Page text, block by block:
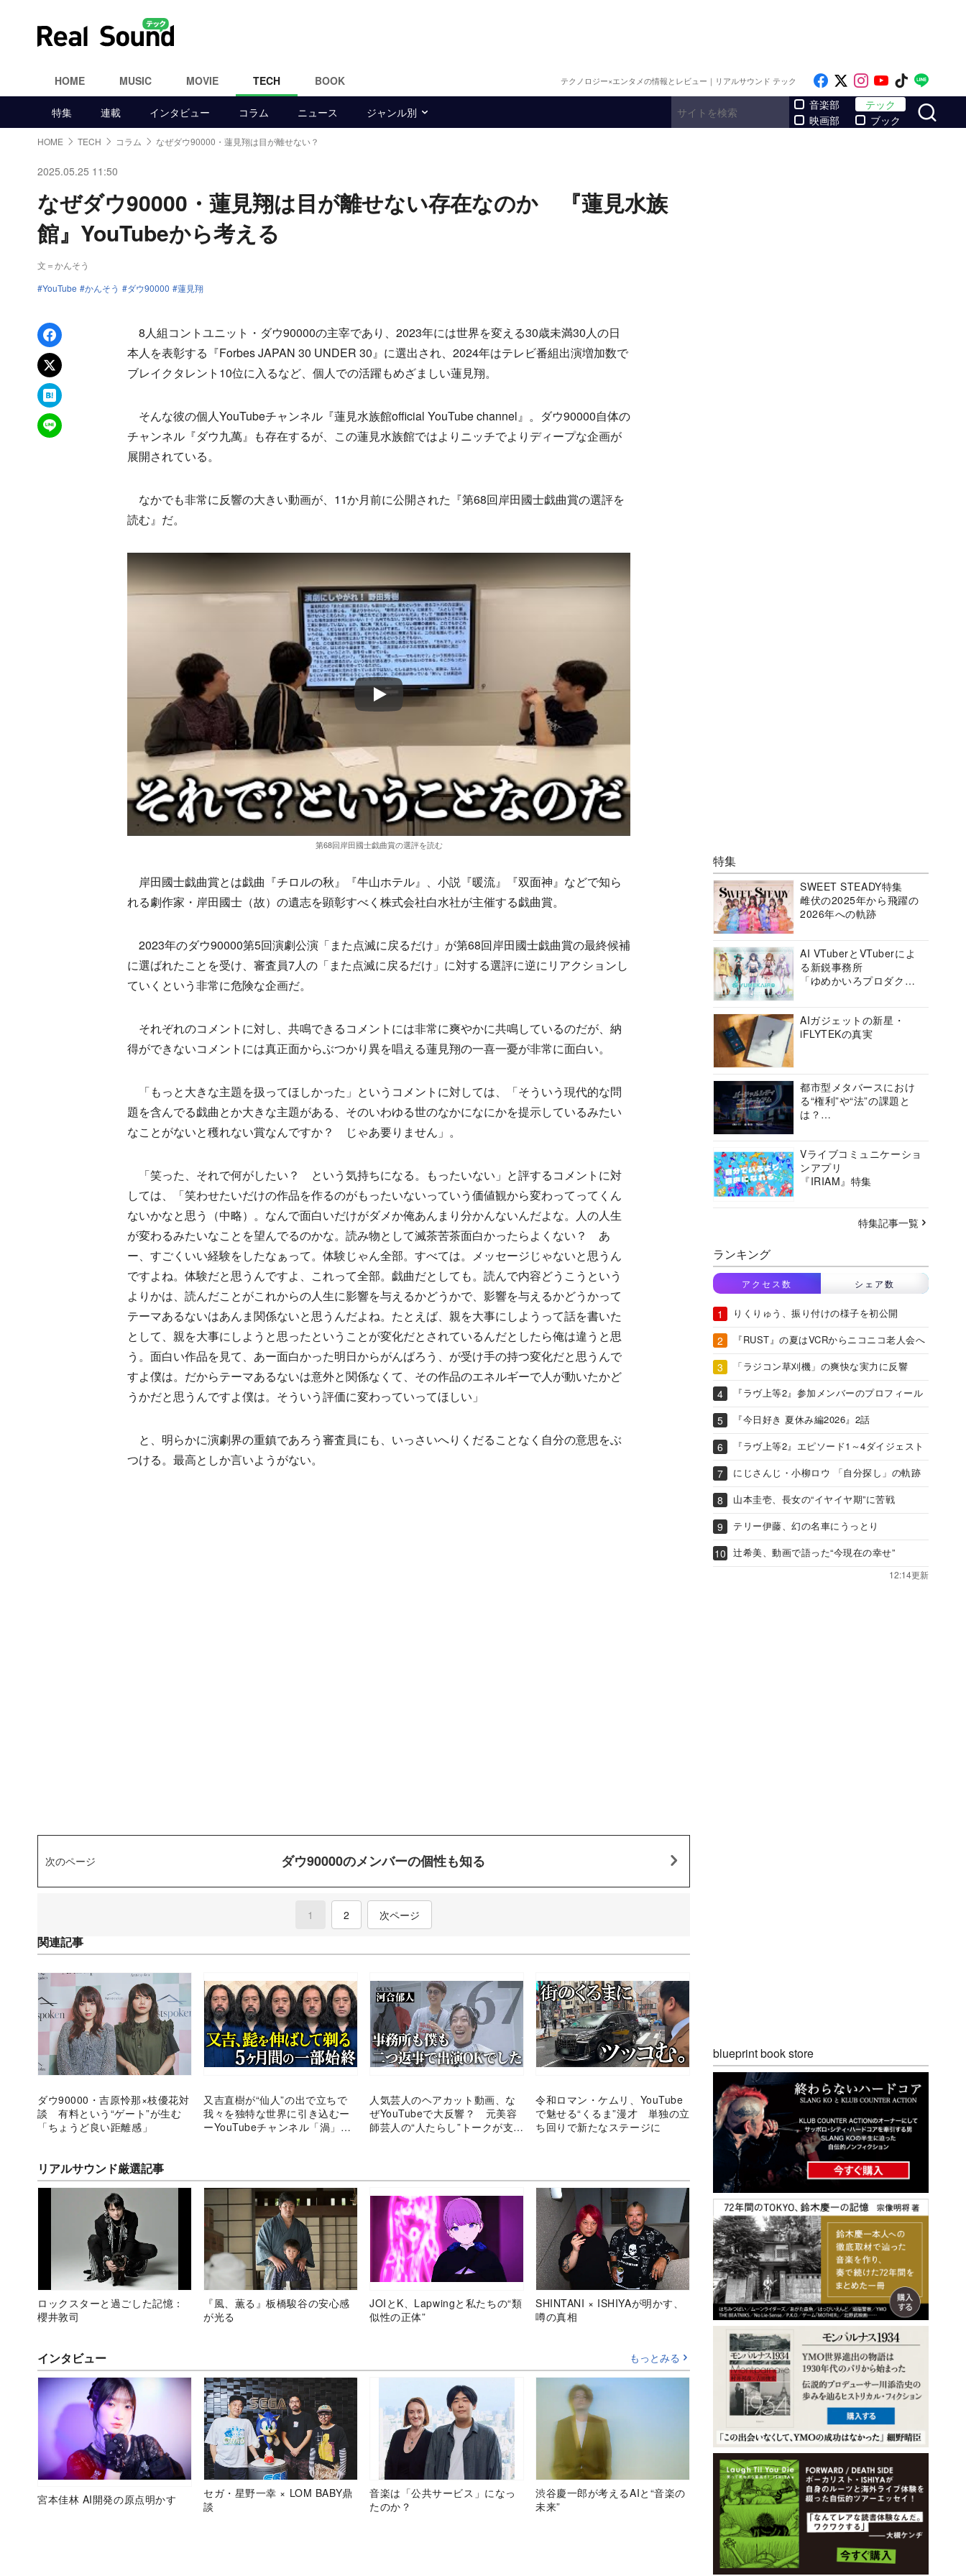
HOME MUSIC MOVIE TECH BOOK テクノロジー×エンタメの情報とレビュー｜リアルサウンド テック Like on Facebook
Follow on x
Follow on
Follow on
Follow
特集 連載 インタビュー コラム ニュース ジャンル別
音楽部
映画部
テック
ブック
HOME TECH コラム なぜダウ90000・蓮見翔は目が離せない？
2025.05.25 11:50
なぜダウ90000・蓮見翔は目が離せない存在なのか 『蓮見水族
館』YouTubeから考える
文＝かんそう
YouTube
かんそう ダウ90000 蓮見翔
Facebookでシェア
xでポスト
はてなブックマーク
LINEで送る
8人組コントユニット・ダウ90000の主宰であり、2023年には世界を変える30歳未満30人の日
本人を表彰する『Forbes JAPAN 30 UNDER 30』に選出され、2024年はテレビ番組出演増加数で
ブレイクタレント10位に入るなど、個人での活躍もめざましい蓮見翔。
そんな彼の個人YouTubeチャンネル『蓮見水族館official YouTube channel』。ダウ90000自体の
チャンネル『ダウ九萬』も存在するが、この蓮見水族館ではよりニッチでよりディープな企画が
展開されている。
なかでも非常に反響の大きい動画が、11か月前に公開された『第68回岸田國士戯曲賞の選評を
読む』だ。
第68回岸田國士戯曲賞の選評を読む
岸田國士戯曲賞とは戯曲『チロルの秋』『牛山ホテル』、小説『暖流』『双面神』などで知ら
れる劇作家・岸田國士（故）の遺志を顕彰すべく株式会社白水社が主催する戯曲賞。
2023年のダウ90000第5回演劇公演「また点滅に戻るだけ」が第68回岸田國士戯曲賞の最終候補
に選ばれたことを受け、審査員7人の「また点滅に戻るだけ」に対する選評に逆にリアクションし
ていくという非常に危険な企画だ。
それぞれのコメントに対し、共鳴できるコメントには非常に爽やかに共鳴しているのだが、納
得ができないコメントには真正面からぶつかり異を唱える蓮見翔の一喜一憂が非常に面白い。
「もっと大きな主題を扱ってほしかった」というコメントに対しては、「そういう現代的な問
題を含んでる戯曲とか大きな主題がある、そのいわゆる世のなかになにかを提示しているみたい
なことがないと穫れない賞なんですか？ じゃあ要りません」。
「笑った、それで何がしたい？ という気持ちになる。もったいない」と評するコメントに対
しては、「笑わせたいだけの作品を作るのがもったいないっていう価値観から変わってってくん
ないかなと思う（中略）。なんで面白いだけがダメか俺あんまり分かんないんだよな。人の人生
が変わるみたいなことを望んでるのかな。読み物として滅茶苦茶面白かったらよくない？ あ
ー、すごくいい経験をしたなぁって。体験じゃん全部。すべては。メッセージじゃないと思うん
ですよね。体験だと思うんですよ、これって全部。戯曲だとしても。読んで内容どうこうという
よりかは、読んだことがこれからの人生に影響を与えるかどうかで、影響を与えるかどうかって
テーマあるないはあんま関係ないと思うんだよね。たとえば、親を大事にしようって話を書いた
として、親を大事にしようと思ったということが変化だとされているんだとしたら俺は違うと思
う。面白い作品を見て、あー面白かった明日からがんばろう、が受け手の持つ変化だと思うんで
すよ僕は。だからテーマあるないは意外と関係なくて、その作品のエネルギーで人が動いたかど
うかだと思うんですよ僕は。そういう評価に変わっていってほしい」
と、明らかに演劇界の重鎮であろう審査員にも、いっさいへりくだることなく自分の意思をぶ
つける。最高としか言いようがない。
次のページ ダウ90000のメンバーの個性も知る
1 (current)
2 次ページ
関連記事
ダウ90000・吉原怜那×枝優花対
談 有料という“ゲート”が生む
「ちょうど良い距離感」
又吉直樹が“仙人”の出で立ちで
我々を独特な世界に引き込むー
ーYouTubeチャンネル「渦」の
人気芸人のヘアカット動画、な
ぜYouTubeで大反響？ 元美容
師芸人の“人たらし”トークが支持
令和ロマン・ケムリ、YouTube
で魅せる“くるま”漫才 単独の立
ち回りで新たなステージに
リアルサウンド厳選記事
ロックスターと過ごした記憶：
櫻井敦司
『風、薫る』板橋駿谷の安心感
が光る
JOIとK、Lapwingと私たちの“類
似性の正体”
SHINTANI × ISHIYAが明かす、
噂の真相
インタビュー もっとみる
宮本佳林 AI開発の原点明かす
セガ・星野一幸 × LOM BABY鼎
談
音楽は「公共サービス」になっ
たのか？
渋谷慶一郎が考えるAIと“音楽の
未来”
特集
SWEET STEADY特集
雌伏の2025年から飛躍の
2026年への軌跡
AI VTuberとVTuberによ
る新鋭事務所
「ゆめかいろプロダクシ
AIガジェットの新星・
iFLYTEKの真実
都市型メタバースにおけ
る“権利”や“法”の課題と
は？
ーシアムの挑戦に迫る
Vライブコミュニケーショ
ンアプリ
『IRIAM』特集
特集記事一覧
ランキング
アクセス数 シェア数
りくりゅう、振り付けの様子を初公開
『RUST』の夏はVCRからニコニコ老人会へ
「ラジコン草刈機」の爽快な実力に反響
『ラヴ上等2』参加メンバーのプロフィール
『今日好き 夏休み編2026』2話
『ラヴ上等2』エピソード1～4ダイジェスト
にじさんじ・小柳ロウ 「自分探し」の軌跡
山本圭壱、長女の“イヤイヤ期”に苦戦
テリー伊藤、幻の名車にうっとり
辻希美、動画で語った“今現在の幸せ”
12:14更新
blueprint book store